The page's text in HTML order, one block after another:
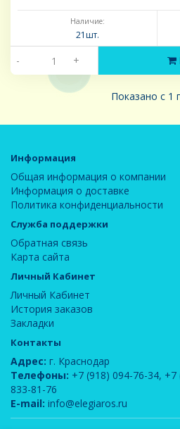
Наличие:
21шт.
- +
Показано с 1
Информация
Общая информация о компании
Информация о доставке
Политика конфиденциальности
Служба поддержки
Обратная связь
Карта сайта
Личный Кабинет
Личный Кабинет
История заказов
Закладки
Контакты
Адрес: г. Краснодар
Телефоны: +7 (918) 094-76-34, +7
833-81-76
E-mail: info@elegiaros.ru